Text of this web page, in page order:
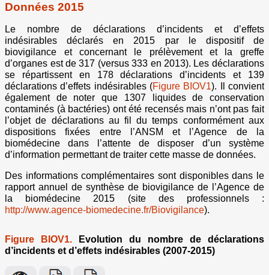
Données 2015
Le nombre de déclarations d’incidents et d’effets
indésirables déclarés en 2015 par le dispositif de
biovigilance et concernant le prélèvement et la greffe
d’organes est de 317 (versus 333 en 2013). Les déclarations
se répartissent en 178 déclarations d’incidents et 139
déclarations d’effets indésirables (Figure BIOV1). Il convient
également de noter que 1307 liquides de conservation
contaminés (à bactéries) ont été recensés mais n’ont pas fait
l’objet de déclarations au fil du temps conformément aux
dispositions fixées entre l’ANSM et l’Agence de la
biomédecine dans l’attente de disposer d’un système
d’information permettant de traiter cette masse de données.
Des informations complémentaires sont disponibles dans le
rapport annuel de synthèse de biovigilance de l’Agence de
la biomédecine 2015 (site des professionnels :
http://www.agence-biomedecine.fr/Biovigilance).
Figure BIOV1. Evolution du nombre de déclarations
d’incidents et d’effets indésirables (2007-2015)